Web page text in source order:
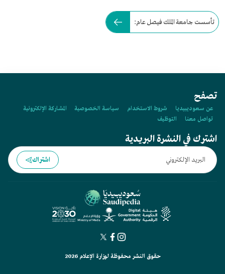
تأسست جامعة الملك فيصل عام:
تصفح
عن سعوديبيديا شروط الاستخدام سياسة الخصوصية
المشاركة الإلكترونية
تواصل معنا
التوظيف
اشترك في النشرة البريدية
اشتراك
حقوق النشر محفوظة لوزارة الإعلام 2026